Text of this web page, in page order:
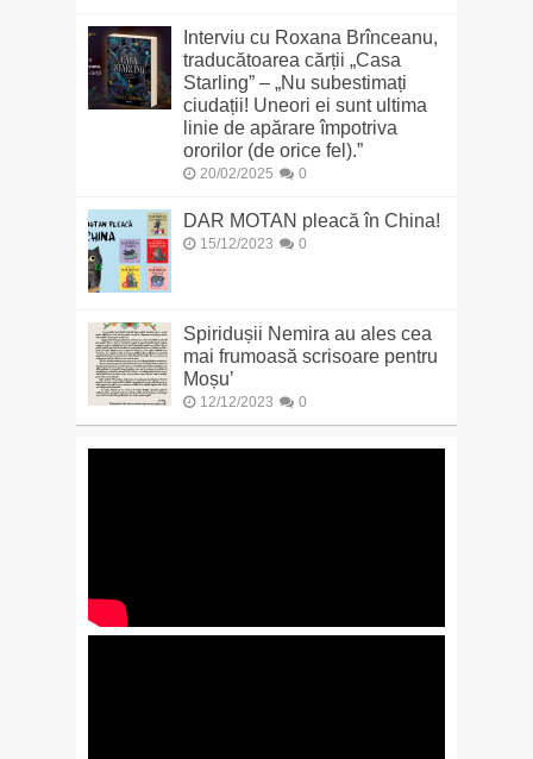
Interviu cu Roxana Brînceanu,
traducătoarea cărții „Casa
Starling” – „Nu subestimați
ciudații! Uneori ei sunt ultima
linie de apărare împotriva
ororilor (de orice fel).”
20/02/2025 0
DAR MOTAN pleacă în China!
15/12/2023 0
Spiridușii Nemira au ales cea
mai frumoasă scrisoare pentru
Moșu’
12/12/2023 0